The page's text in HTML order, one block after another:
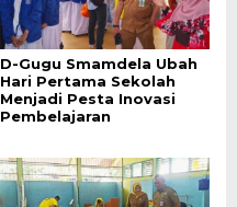
D-Gugu Smamdela Ubah
Hari Pertama Sekolah
Menjadi Pesta Inovasi
Pembelajaran